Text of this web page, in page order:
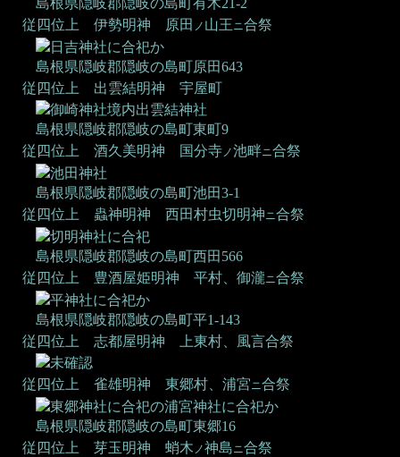
島根県隠岐郡隠岐の島町有木21-2
従四位上 伊勢明神
原田 ノ 山王 ニ合祭
日吉神社に合祀か
島根県隠岐郡隠岐の島町原田643
従四位上 出雲結明神
宇屋町
御崎神社境内出雲結神社
島根県隠岐郡隠岐の島町東町9
従四位上 酒久美明神
国分寺 ノ池畔ニ合祭
池田神社
島根県隠岐郡隠岐の島町池田3-1
従四位上 蟲神明神
西田村虫切明神 ニ合祭
切明神社に合祀
島根県隠岐郡隠岐の島町西田566
従四位上 豊酒屋姫明神
平村、御瀧 ニ合祭
平神社に合祀か
島根県隠岐郡隠岐の島町平1-143
従四位上 志都屋明神
上東村、風言合祭
未確認
従四位上 雀雄明神
東郷村、浦宮 ニ合祭
東郷神社に合祀の浦宮神社に合祀か
島根県隠岐郡隠岐の島町東郷16
従四位上 芽玉明神
蛸木 ノ神島 ニ合祭